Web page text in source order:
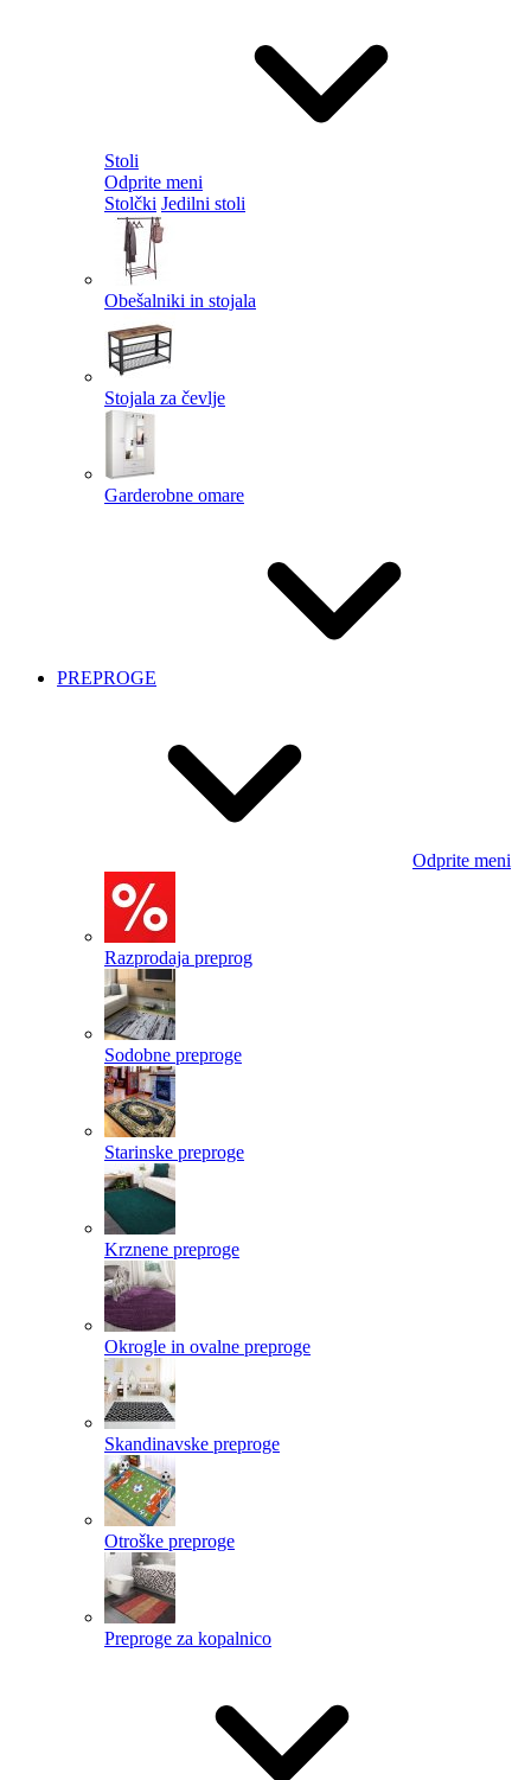
Stoli
Odprite meni
Stolčki Jedilni stoli
Obešalniki in stojala
Stojala za čevlje
Garderobne omare
PREPROGE
Odprite meni
Razprodaja preprog
Sodobne preproge
Starinske preproge
Krznene preproge
Okrogle in ovalne preproge
Skandinavske preproge
Otroške preproge
Preproge za kopalnico